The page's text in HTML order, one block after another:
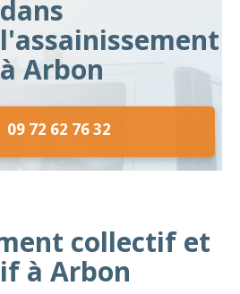
dans
l'assainissement
à Arbon
09 72 62 76 32
collectif et
à Arbon